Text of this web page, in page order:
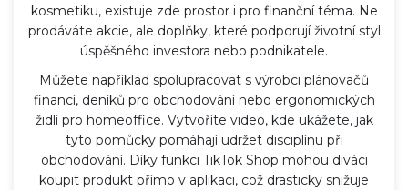
kosmetiku, existuje zde prostor i pro finanční téma. Ne
prodáváte akcie, ale doplňky, které podporují životní styl
úspěšného investora nebo podnikatele.
Můžete například spolupracovat s výrobci plánovačů
financí, deníků pro obchodování nebo ergonomických
židlí pro homeoffice. Vytvoříte video, kde ukážete, jak
tyto pomůcky pomáhají udržet disciplínu při
obchodování. Díky funkci TikTok Shop mohou diváci
koupit produkt přímo v aplikaci, což drasticky snižuje